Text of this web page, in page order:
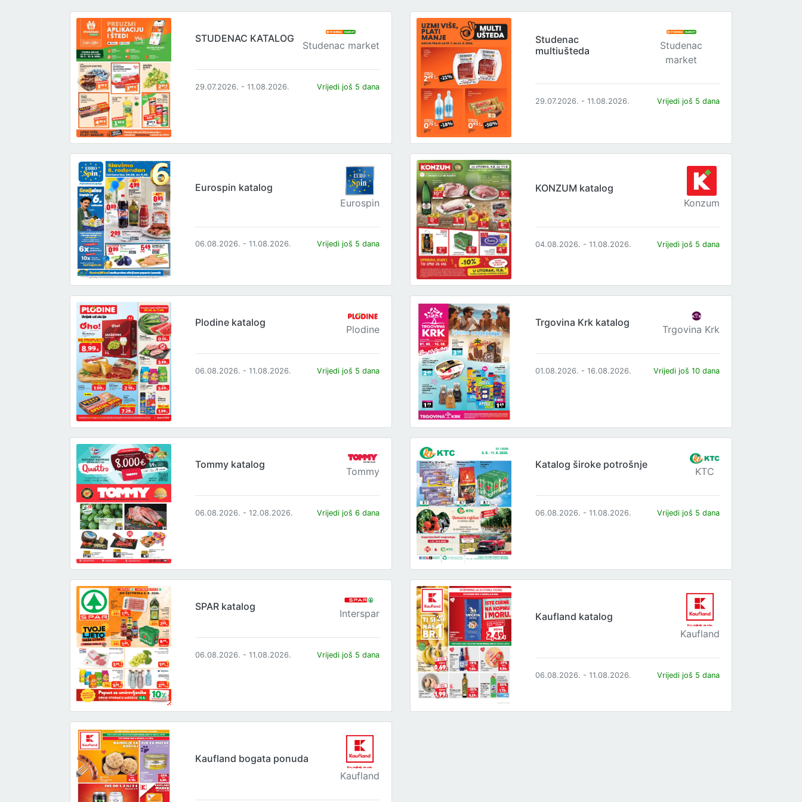
STUDENAC KATALOG
Studenac market
29.07.2026. - 11.08.2026. Vrijedi još 5 dana
Studenac
multiušteda
Studenac
market
29.07.2026. - 11.08.2026. Vrijedi još 5 dana
Eurospin katalog
Eurospin
06.08.2026. - 11.08.2026. Vrijedi još 5 dana
KONZUM katalog
Konzum
04.08.2026. - 11.08.2026. Vrijedi još 5 dana
Plodine katalog
Plodine
06.08.2026. - 11.08.2026. Vrijedi još 5 dana
Trgovina Krk katalog
Trgovina Krk
01.08.2026. - 16.08.2026. Vrijedi još 10 dana
Tommy katalog
Tommy
06.08.2026. - 12.08.2026. Vrijedi još 6 dana
Katalog široke potrošnje
KTC
06.08.2026. - 11.08.2026. Vrijedi još 5 dana
SPAR katalog
Interspar
06.08.2026. - 11.08.2026. Vrijedi još 5 dana
Kaufland katalog
Kaufland
06.08.2026. - 11.08.2026. Vrijedi još 5 dana
Kaufland bogata ponuda
Kaufland